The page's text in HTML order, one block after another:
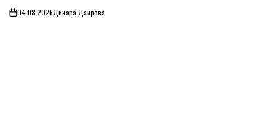
on04.08.2026Динара Даирова